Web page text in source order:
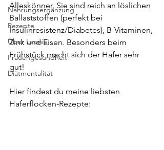
Nahrungsergänzung
Rezepte
Über Leonie
Frauengesundheit
Diätmentalität
Alleskönner. Sie sind reich an löslichen
Ballaststoffen (perfekt bei
Insulinresistenz/Diabetes), B-Vitaminen,
Zink und Eisen. Besonders beim
Frühstück macht sich der Hafer sehr
gut!
Hier findest du meine liebsten
Haferflocken-Rezepte: